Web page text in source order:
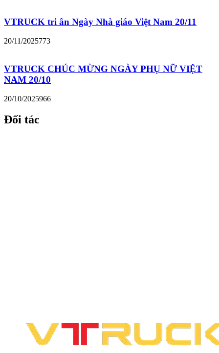
VTRUCK tri ân Ngày Nhà giáo Việt Nam 20/11
20/11/2025773
VTRUCK CHÚC MỪNG NGÀY PHỤ NỮ VIỆT
NAM 20/10
20/10/2025966
Đối tác